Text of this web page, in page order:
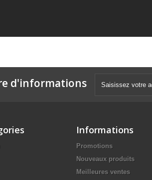
d'informations
Informations
Promotions
Nouveaux produits
Meilleures ventes